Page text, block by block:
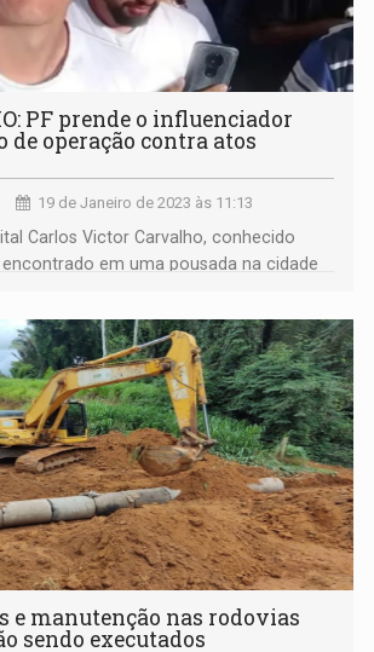
PF prende o influenciador
de operação contra atos
19 de Janeiro de 2023 às 11:13
Carlos Victor Carvalho, conhecido
encontrado em uma pousada na cidade
e manutenção nas rodovias
sendo executados